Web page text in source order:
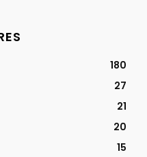
180
27
21
20
15